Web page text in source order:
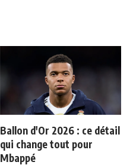
Ballon d'Or 2026 : ce détail
qui change tout pour
Mbappé